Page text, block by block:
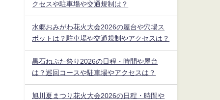
クセスや駐車場や交通規制は？
水郷おみがわ花火大会2026の屋台や穴場ス
ポットは？駐車場や交通規制やアクセスは？
黒石ねぷた祭り2026の日程・時間や屋台
は？巡回コースや駐車場やアクセスは？
旭川夏まつり花火大会2026の日程・時間や